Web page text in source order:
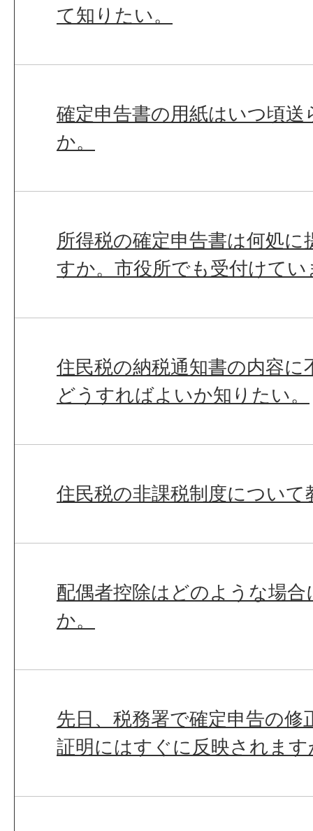
て知りたい。
確定申告書の用紙はいつ頃
か。
所得税の確定申告書は何処
すか。市役所でも受付けて
住民税の納税通知書の内容に
どうすればよいか知りたい。
住民税の非課税制度につい
配偶者控除はどのような場
か。
先日、税務署で確定申告の修
証明にはすぐに反映されます